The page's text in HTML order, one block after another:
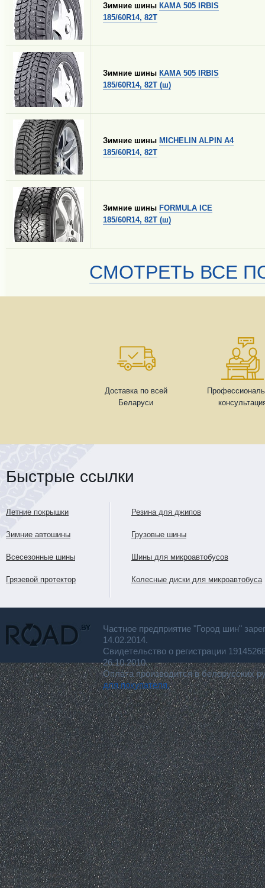
Зимние шины КАМА 505 IRBIS
185/60R14, 82T
Зимние шины КАМА 505 IRBIS
185/60R14, 82T (ш)
Зимние шины MICHELIN ALPIN A4
185/60R14, 82T
Зимние шины FORMULA ICE
185/60R14, 82T (ш)
СМОТРЕТЬ ВСЕ
Доставка по всей
Беларуси
Быстрые ссылки
Летние покрышки
Зимние автошины
Всесезонные шины
Грязевой протектор
Резина для джипов
Грузовые шины
Шины для микроавтобусов
Колесные диски для микроавтобуса
Частное предприятие "Город шин"
14.02.2014.
Свидетельство о регистрации
26.10.2010.
Оплата производится в белорусских
для покупателя.